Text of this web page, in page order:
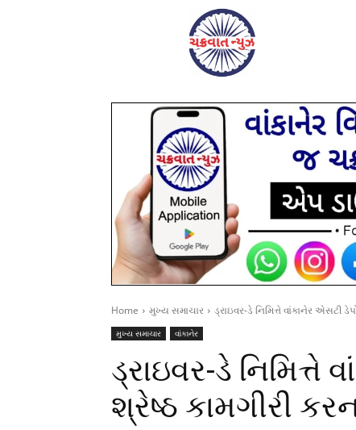
Home મુખ્ય સમાચાર ડ્રાઇવર-ડે નિમિત્તે વાંકાનેર એસટી
મુખ્ય સમાચાર વાંકાનેર
ડ્રાઇવર-ડે નિમિત્તે
શ્રેષ્ઠ કામગીરી